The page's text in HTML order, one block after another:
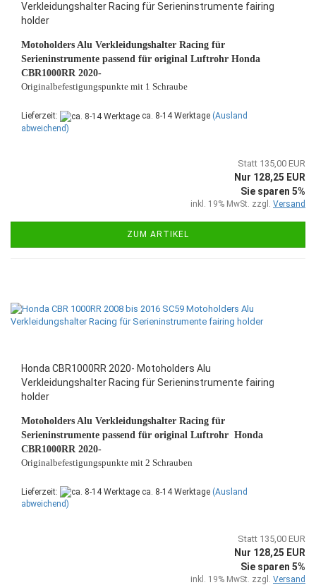
Verkleidungshalter Racing für Serieninstrumente fairing
holder
Motoholders Alu Verkleidungshalter Racing für
Serieninstrumente passend für original Luftrohr Honda
CBR1000RR 2020-
Originalbefestigungspunkte mit 1 Schraube
Lieferzeit: ca. 8-14 Werktage (Ausland
abweichend)
Statt 135,00 EUR
Nur 128,25 EUR
Sie sparen 5%
inkl. 19% MwSt. zzgl. Versand
ZUM ARTIKEL
Honda CBR1000RR 2020- Motoholders Alu
Verkleidungshalter Racing für Serieninstrumente fairing
holder
Motoholders Alu Verkleidungshalter Racing für
Serieninstrumente passend für original Luftrohr Honda
CBR1000RR 2020-
Originalbefestigungspunkte mit 2 Schrauben
Lieferzeit: ca. 8-14 Werktage (Ausland
abweichend)
Statt 135,00 EUR
Nur 128,25 EUR
Sie sparen 5%
inkl. 19% MwSt. zzgl. Versand